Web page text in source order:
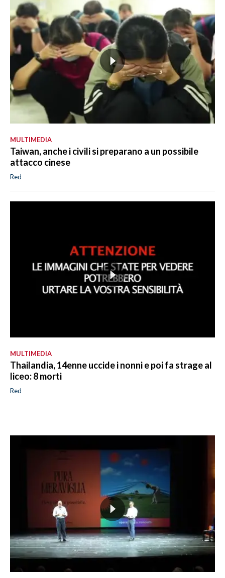
MULTIMEDIA
Taiwan, anche i civili si preparano a un possibile
attacco cinese
Red
MULTIMEDIA
Thailandia, 14enne uccide i nonni e poi fa strage al
liceo: 8 morti
Red